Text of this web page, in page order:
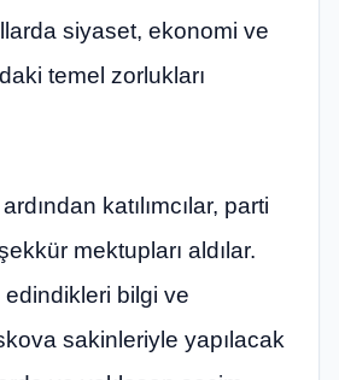
siyaset, ekonomi ve
temel zorlukları
katılımcılar, parti
mektupları aldılar.
bilgi ve
sakinleriyle yapılacak